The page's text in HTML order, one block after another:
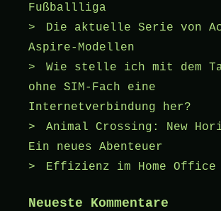
Fußballliga
Die aktuelle Serie von
Aspire-Modellen
Wie stelle ich mit dem
ohne SIM-Fach eine
Internetverbindung her?
Animal Crossing: New
Ein neues Abenteuer
Effizienz im Home Office
Neueste Kommentare